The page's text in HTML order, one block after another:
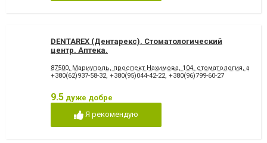
відновлення емалі
DENTAREX (Дентарекс). Cтоматологический
центр. Аптeкa.
87500, Мариуполь, проспект Нахимова, 104, стоматология,
+380(62)937-58-32, +380(95)044-42-22, +380(96)799-60-27
9.5 дуже добре
Я рекомендую